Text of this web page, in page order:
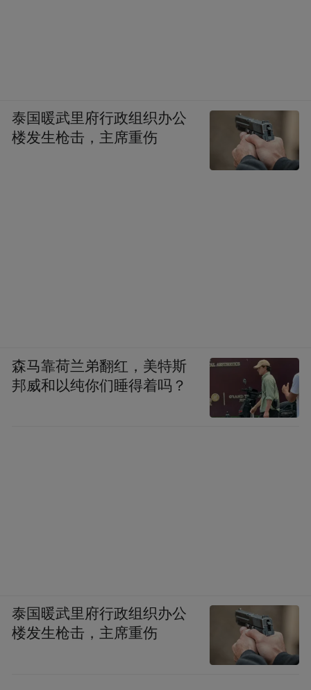
space services.”
泰国暖武里府行政组织办公
楼发生枪击，主席重伤
森马靠荷兰弟翻红，美特斯
邦威和以纯你们睡得着吗？
泰国暖武里府行政组织办公
楼发生枪击，主席重伤